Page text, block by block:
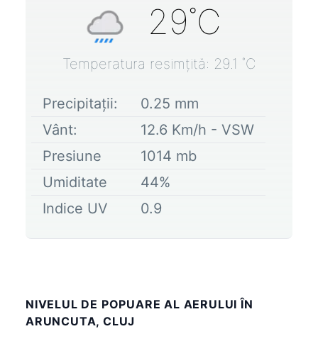
29˚C
Temperatura resimțită: 29.1 ˚C
Precipitații: 0.25 mm
Vânt:
12.6 Km/h - VSW
Presiune
1014 mb
Umiditate
44%
Indice UV
0.9
NIVELUL DE POPUARE AL AERULUI ÎN
ARUNCUTA, CLUJ